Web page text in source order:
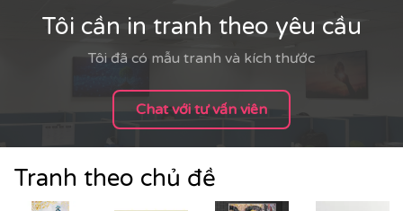
Tôi cần in tranh theo yêu cầu
Tôi đã có mẫu tranh và kích thước
Chat với tư vấn viên
Tranh theo chủ đề